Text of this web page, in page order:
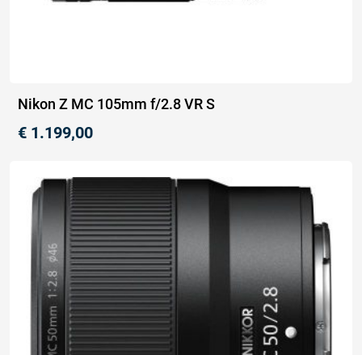
Nikon Z MC 105mm f/2.8 VR S
€ 1.199,00